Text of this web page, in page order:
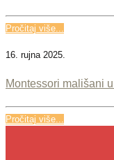
Pročitaj više...
16. rujna 2025.
Montessori mališani
Pročitaj više...